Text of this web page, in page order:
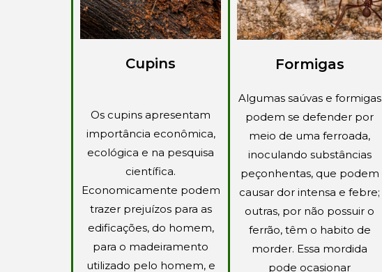
Cupins
Os cupins apresentam
importância econômica,
ecológica e na pesquisa
científica.
Economicamente podem
trazer prejuízos para as
edificações, do homem,
para o madeiramento
utilizado pelo homem, e
Formigas
Algumas saúvas e formigas
podem se defender por
meio de uma ferroada,
inoculando substâncias
peçonhentas, que podem
causar dor intensa e febre;
outras, por não possuir o
ferrão, têm o habito de
morder. Essa mordida
pode ocasionar